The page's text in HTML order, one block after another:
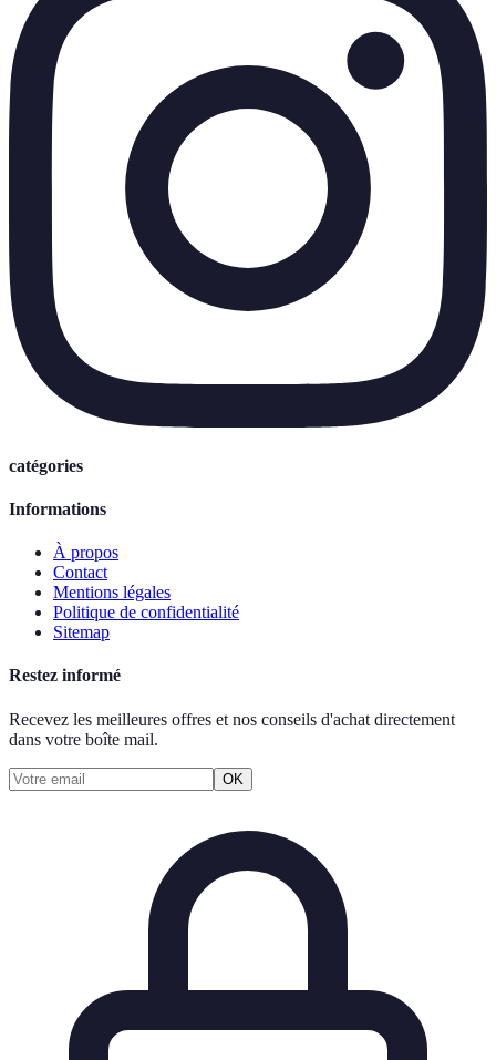
catégories
Informations
À propos
Contact
Mentions légales
Politique de confidentialité
Sitemap
Restez informé
Recevez les meilleures offres et nos conseils d'achat directement
dans votre boîte mail.
OK